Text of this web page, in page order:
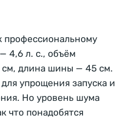
профессиональному
4,6 л. с., объём
см, длина шины — 45 см.
упрощения запуска и
Но уровень шума
что понадобятся